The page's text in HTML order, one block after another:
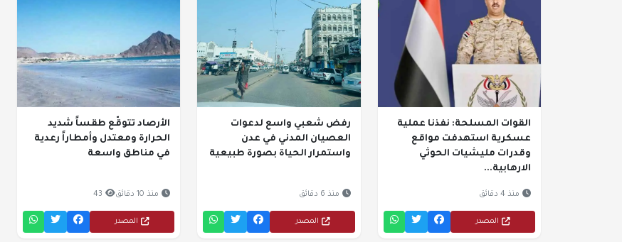
القوات المسلحة: نفذنا عملية
عسكرية استهدفت مواقع
وقدرات مليشيات الحوثي
الارهابية...
منذ 4 دقائق
المصدر
رفض شعبي واسع لدعوات
العصيان المدني في عدن
واستمرار الحياة بصورة طبيعية
منذ 6 دقائق
المصدر
الأرصاد تتوقّع طقساً شديد
الحرارة ومعتدل وأمطاراً رعدية
في مناطق واسعة
منذ 10 دقائق 43
المصدر